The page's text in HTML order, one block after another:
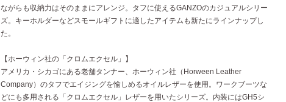
ながらも収納力はそのままにアレンジ。タフに使えるGANZOのカジュアルシリー
ズ。キーホルダーなどスモールギフトに適したアイテムも新たにラインナップし
た。
【ホーウィン社の「クロムエクセル」】
アメリカ・シカゴにある老舗タンナー、ホーウィン社（Horween Leather
Company）のタフでエイジングを愉しめるオイルレザーを使用。ワークブーツな
どにも多用される「クロムエクセル」レザーを用いたシリーズ。内装にはGH5シ